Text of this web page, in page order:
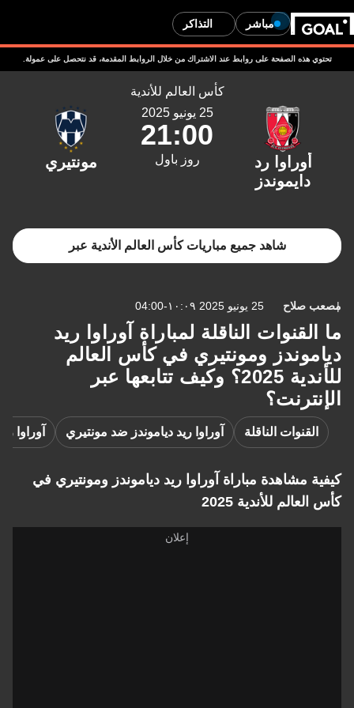
مباشر التذاكر
تحتوي هذه الصفحة على روابط عند الاشتراك من خلال الروابط المقدمة، قد نتحصل على عمولة.
كأس العالم للأندية
25 يونيو 2025
21:00
روز باول
شاهد جميع مباريات كأس العالم الأندية عبر
مصعب صلاح 25 يونيو 2025 ١٠:٠٩-04:00
ما القنوات الناقلة لمباراة آوراوا ريد
دياموندز ومونتيري في كأس العالم
للأندية 2025؟ وكيف تتابعها عبر
الإنترنت؟
القنوات الناقلة آوراوا ريد دياموندز ضد مونتيري آوراوا
كيفية مشاهدة مباراة آوراوا ريد دياموندز ومونتيري في
كأس العالم للأندية 2025